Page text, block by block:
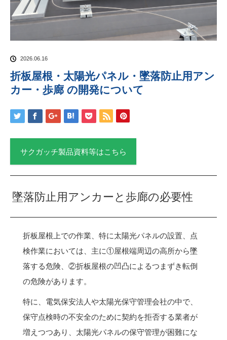
2026.06.16
折板屋根・太陽光パネル・墜落防止用アン
カー・歩廊 の開発について
サクガッチ製品資料等はこちら
墜落防止用アンカーと歩廊の必要性
折板屋根上での作業、特に太陽光パネルの設置、点
検作業においては、主に①屋根端周辺の高所から墜
落する危険、②折板屋根の凹凸によるつまずき転倒
の危険があります。
特に、電気保安法人や太陽光保守管理会社の中で、
保守点検時の不安全のために契約を拒否する業者が
増えつつあり、太陽光パネルの保守管理が困難にな